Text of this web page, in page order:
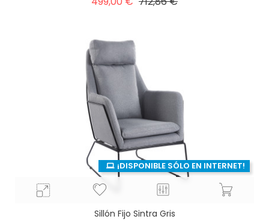
¡DISPONIBLE SÓLO EN INTERNET!
Sillón Fijo Sintra Gris